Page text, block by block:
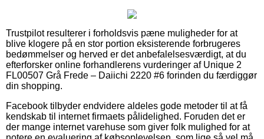
Trustpilot resulterer i forholdsvis pæne muligheder for at
blive klogere på en stor portion eksisterende forbrugeres
bedømmelser og herved er det anbefalelsesværdigt, at du
efterforsker online forhandlerens vurderinger af Unique 2
FL00507 Grå Frede – Daiichi 2220 #6 forinden du færdiggør
din shopping.
Facebook tilbyder endvidere aldeles gode metoder til at få
kendskab til internet firmaets pålidelighed. Foruden det er
der mange internet varehuse som giver folk mulighed for at